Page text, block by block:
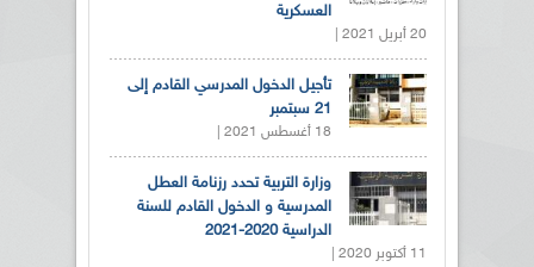
العسكرية
20 أبريل 2021 |
تأجيل الدخول المدرسي القادم إلى
21 سبتمبر
18 أغسطس 2021 |
وزارة التربية تحدد رزنامة العطل
المدرسية و الدخول القادم للسنة
الدراسية 2020-2021
11 أكتوبر 2020 |